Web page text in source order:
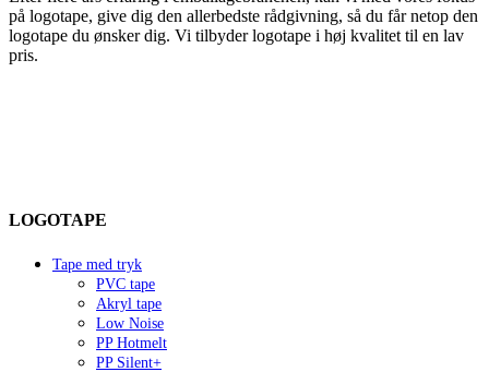
på logotape, give dig den allerbedste rådgivning, så du får netop den
logotape du ønsker dig. Vi tilbyder logotape i høj kvalitet til en lav
pris.
LOGOTAPE
Tape med tryk
PVC tape
Akryl tape
Low Noise
PP Hotmelt
PP Silent+